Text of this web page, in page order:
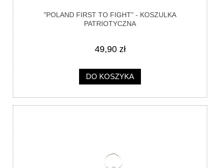
"POLAND FIRST TO FIGHT" - KOSZULKA
PATRIOTYCZNA
49,90 zł
DO KOSZYKA